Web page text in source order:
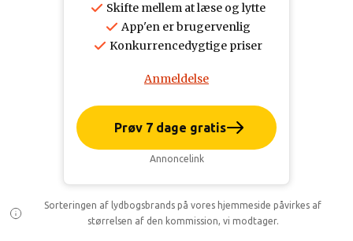
Skifte mellem at læse og lytte
App'en er brugervenlig
Konkurrencedygtige priser
Anmeldelse
Prøv 7 dage gratis
Annoncelink
Sorteringen af lydbogsbrands på vores hjemmeside påvirkes af
størrelsen af den kommission, vi modtager.